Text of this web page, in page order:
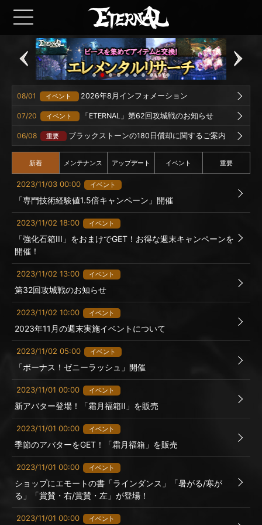
08/01 イベント 2026年8月インフォメーション
07/20 イベント 「ETERNAL」第62回攻城戦のお知らせ
06/08 重要 ブラックストーンの180日償却に関するご案内
新着 メンテナンス アップデート イベント 重要
2023/11/03 00:00 イベント
「専門技術経験値1.5倍キャンペーン」開催
2023/11/02 18:00 イベント
「強化石箱III」をおまけでGET！お得な週末キャンペーンを
開催！
2023/11/02 13:00 イベント
第32回攻城戦のお知らせ
2023/11/02 10:00 イベント
2023年11月の週末実施イベントについて
2023/11/02 05:00 イベント
「ボーナス！ゼニーラッシュ」開催
2023/11/01 00:00 イベント
新アバター登場！「霜月福箱II」を販売
2023/11/01 00:00 イベント
季節のアバターをGET！「霜月福箱」を販売
2023/11/01 00:00 イベント
ショップにエモートの書「ラインダンス」「暑がる/寒が
る」「賞賛・右/賞賛・左」が登場！
2023/11/01 00:00 イベント